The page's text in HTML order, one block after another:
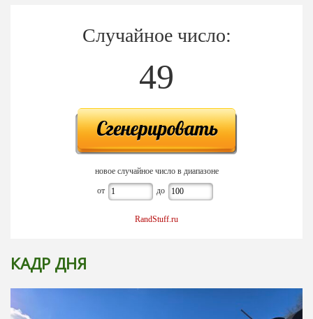
Случайное число:
49
новое случайное число в диапазоне
от до
RandStuff.ru
КАДР ДНЯ